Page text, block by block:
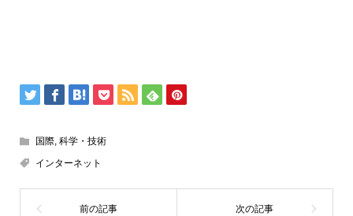
国際, 科学・技術
インターネット